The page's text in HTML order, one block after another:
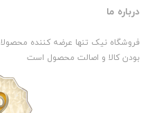
درباره ما
فروشگاه نیک تنها عرضه کننده
بودن کالا و اصالت محصول است